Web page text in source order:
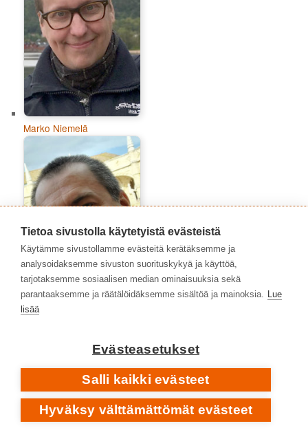
Marko Niemelä
Tietoa sivustolla käytetyistä evästeistä
Käytämme sivustollamme evästeitä kerätäksemme ja
analysoidaksemme sivuston suorituskykyä ja käyttöä,
tarjotaksemme sosiaalisen median ominaisuuksia sekä
parantaaksemme ja räätälöidäksemme sisältöä ja mainoksia. Lue
lisää
Evästeasetukset
Salli kaikki evästeet
Hyväksy välttämättömät evästeet